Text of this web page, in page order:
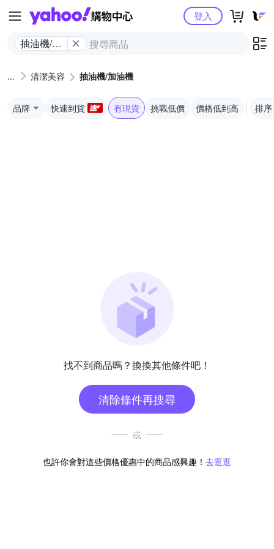
Yahoo購物中心
抽油機/加
登入
清潔美容 抽油機/加油機
品牌 快速到貨 有現貨 挑戰低價 價格低到高 排序
找不到商品嗎？換換其他條件吧！
清除條件再搜尋
或
也許你會對這些價格優惠中的商品感興趣！ 去逛逛